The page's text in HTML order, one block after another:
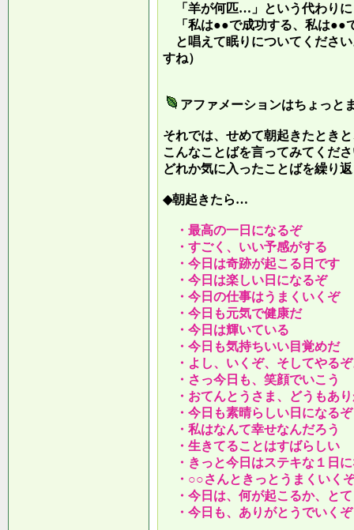
「羊が何匹…」という代わりに
「私は●●で成功する、私は●●
と唱えて眠りについてくださ
すね）
アファメーションはちょっと
それでは、せめて朝起きたとき
こんなことばを言ってみてくだ
どれか気に入ったことばを繰り
◆朝起きたら…
・最高の一日になるぞ
・すごく、いい予感がする
・今日は奇跡が起こる日です
・今日は楽しい日になるぞ
・今日の仕事はうまくいくぞ
・今日も元気で健康だ
・今日は輝いている
・今日も気持ちいい目覚めだ
・よし、いくぞ、そしてやる
・さっ今日も、笑顔でいこう
・おてんとうさま、どうもあ
・今日も素晴らしい日になるぞ
・私はなんて幸せなんだろう
・生きてることはすばらしい
・きっと今日はステキな１日
・○○さんときっとうまくいく
・今日は、何が起こるか、と
・今日も、ありがとうでいくぞ